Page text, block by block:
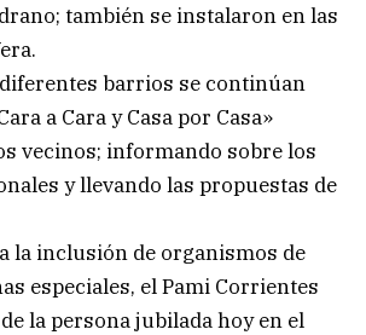
también se instalaron en las
barrios se continúan
a Cara y Casa por Casa»
vecinos; informando sobre los
y llevando las propuestas de
la inclusión de organismos de
especiales, el Pami Corrientes
la persona jubilada hoy en el